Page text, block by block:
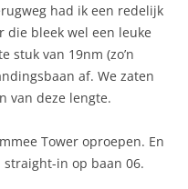
had ik een redelijk
bleek wel een leuke
stuk van 19nm (zo’n
af. We zaten
van deze lengte.
Tower oproepen. En
in op baan 06.